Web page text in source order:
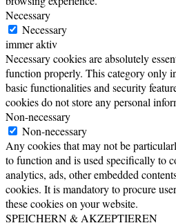
Necessary
Necessary
immer aktiv
Necessary cookies are absolutely
function properly. This category only
basic functionalities and security
cookies do not store any personal
Non-necessary
Non-necessary
Any cookies that may not be
to function and is used specifically to
analytics, ads, other embedded
cookies. It is mandatory to procure
these cookies on your website.
SPEICHERN & AKZEPTIEREN